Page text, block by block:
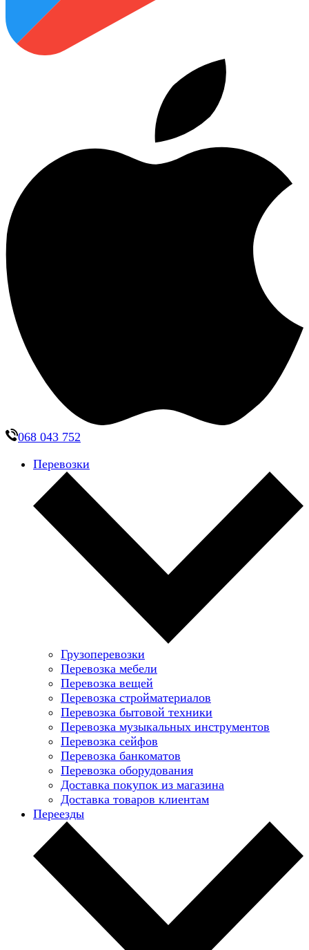
068 043 752
Перевозки
Грузоперевозки
Перевозка мебели
Перевозка вещей
Перевозка стройматериалов
Перевозка бытовой техники
Перевозка музыкальных инструментов
Перевозка сейфов
Перевозка банкоматов
Перевозка оборудования
Доставка покупок из магазина
Доставка товаров клиентам
Переезды